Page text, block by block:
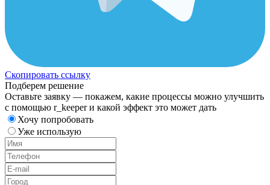
Скопировать ссылку
Подберем решение
Оставьте заявку — покажем, какие процессы можно улучшить
с помощью r_keeper и какой эффект это может дать
Хочу попробовать
Уже использую